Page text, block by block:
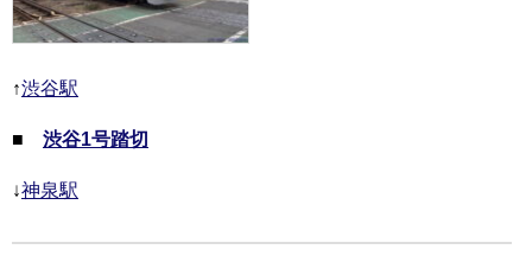
↑渋谷駅
■ 渋谷1号踏切
↓神泉駅